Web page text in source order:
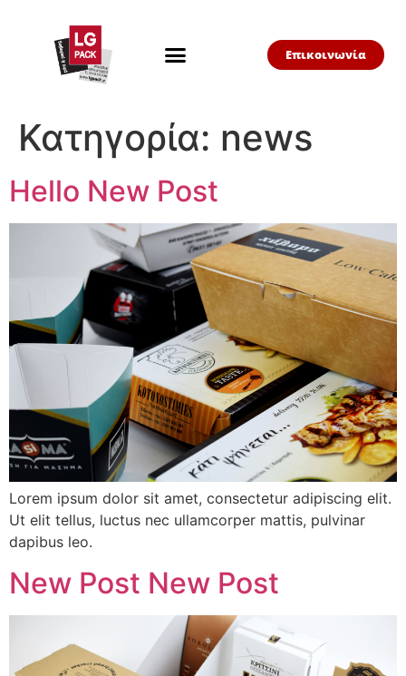
Επικοινωνία
Κατηγορία: news
Hello New Post
Lorem ipsum dolor sit amet, consectetur adipiscing elit.
Ut elit tellus, luctus nec ullamcorper mattis, pulvinar
dapibus leo.
New Post New Post